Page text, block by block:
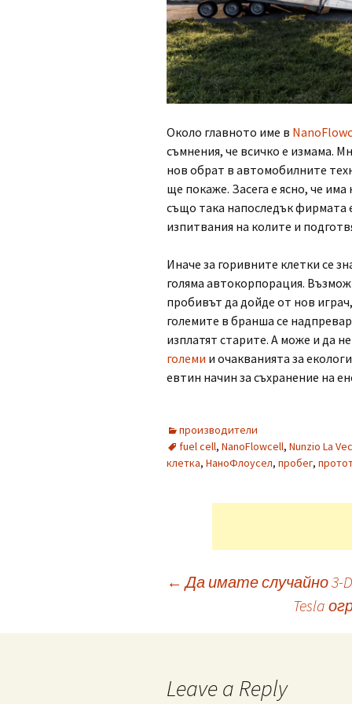
Около главното име в
съмнения, че всичко е измама.
нов обрат в автомобилните
ще покаже. Засега е ясно, че
също така напоследък фирмата
изпитвания на колите и
Иначе за горивните клетки се
голяма автокорпорация.
пробивът да дойде от нов
големите в бранша се
изплатят старите. А може и да
големи и очакванията за
евтин начин за съхранение на
производители
fuel cell, NanoFlowcell, Nunzio La
клетка, НаноФлоусел, пробег,
navigation
← Да имате случайно 3-
Tesla
Leave a Reply